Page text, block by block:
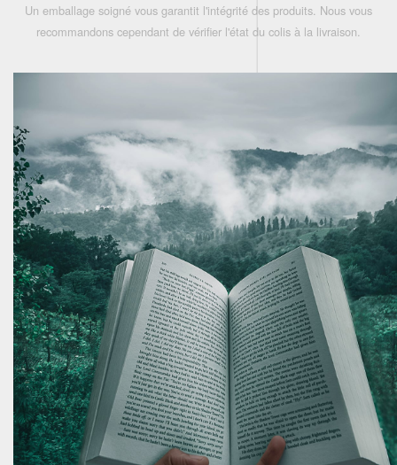
Un emballage soigné vous garantit l'intégrité des produits. Nous vous
recommandons cependant de vérifier l'état du colis à la livraison.